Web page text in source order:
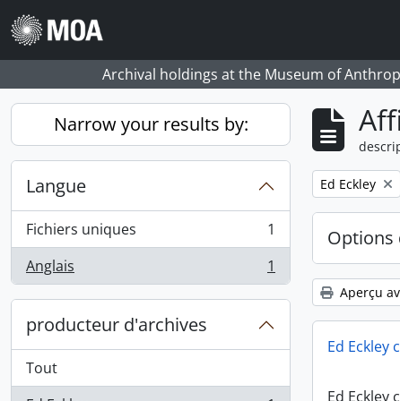
Skip to main content
Archival holdings at the Museum of
Narrow your results by:
Langue
Fichiers uniques
, 1 résultats
1
Anglais
, 1 résultats 1
producteur d'archives
Tout
Remove filter:
Ed Eckley
Options
Aperçu
Ed Eckley
Ed Eckley